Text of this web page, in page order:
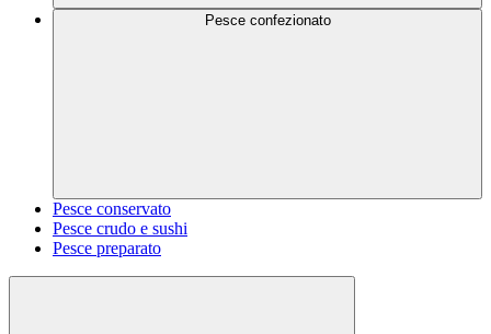
Pesce confezionato
Pesce conservato
Pesce crudo e sushi
Pesce preparato